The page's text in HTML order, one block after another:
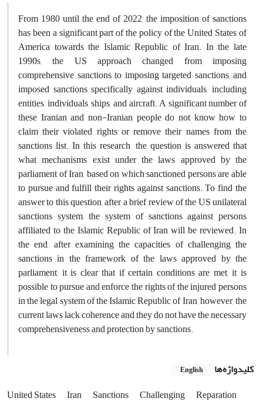
From 1980 until the end of 2022, the imposition of sanctions
has been a significant part of the policy of the United States of
America towards the Islamic Republic of Iran. In the late
1990s, the US approach changed from imposing
comprehensive sanctions to imposing targeted sanctions, and
imposed sanctions specifically against individuals, including
entities, individuals, ships, and aircraft. A significant number of
these Iranian and non-Iranian people do not know how to
claim their violated rights or remove their names from the
sanctions list. In this research, the question is answered that
what mechanisms exist under the laws approved by the
parliament of Iran, based on which sanctioned persons are able
to pursue and fulfill their rights against sanctions. To find the
answer to this question, after a brief review of the US unilateral
sanctions system, the system of sanctions against persons
affiliated to the Islamic Republic of Iran will be reviewed. In
the end, after examining the capacities of challenging the
sanctions in the framework of the laws approved by the
parliament, it is clear that if certain conditions are met, it is
possible to pursue and enforce the rights of the injured persons
in the legal system of the Islamic Republic of Iran, however, the
current laws lack coherence and they do not have the necessary
comprehensiveness and protection by sanctions.
کلیدواژه‌ها English
United States Iran Sanctions Challenging Reparation